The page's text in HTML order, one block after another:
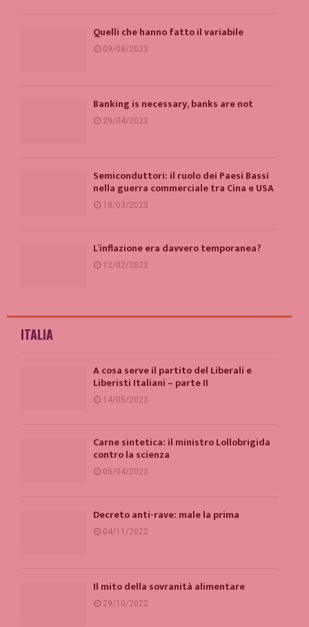
Quelli che hanno fatto il variabile
09/08/2023
Banking is necessary, banks are not
29/04/2023
Semiconduttori: il ruolo dei Paesi Bassi
nella guerra commerciale tra Cina e USA
18/03/2023
L’inflazione era davvero temporanea?
12/02/2023
ITALIA
A cosa serve il partito del Liberali e
Liberisti Italiani – parte II
14/05/2023
Carne sintetica: il ministro Lollobrigida
contro la scienza
05/04/2023
Decreto anti-rave: male la prima
04/11/2022
Il mito della sovranità alimentare
29/10/2022